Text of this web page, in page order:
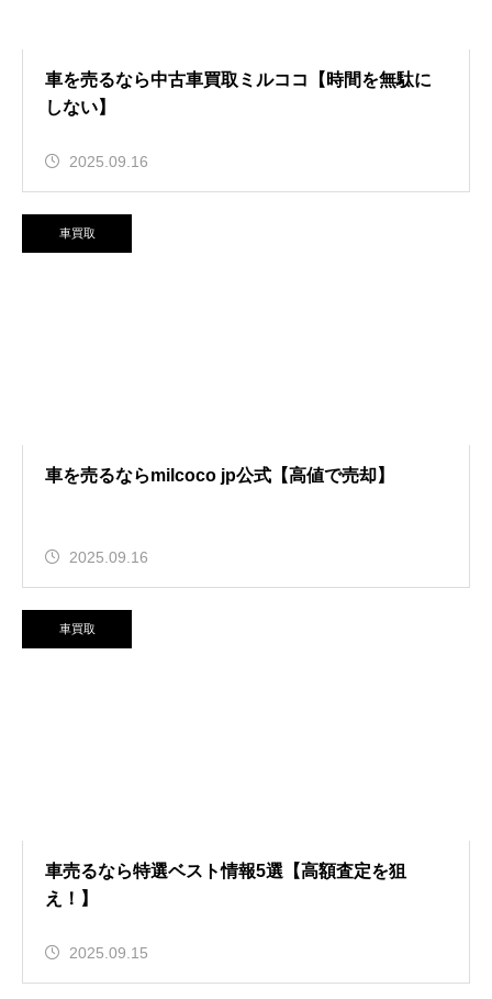
車を売るなら中古車買取ミルココ【時間を無駄に
しない】
2025.09.16
車買取
車を売るならmilcoco jp公式【高値で売却】
2025.09.16
車買取
車売るなら特選ベスト情報5選【高額査定を狙
え！】
2025.09.15